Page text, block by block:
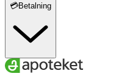
💳Betalning